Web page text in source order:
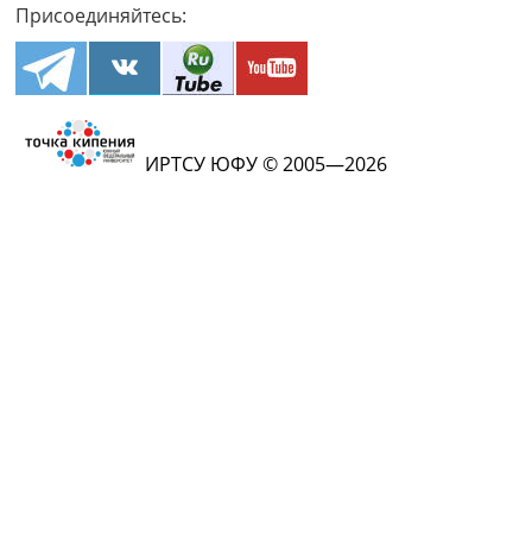
Присоединяйтесь:
ИРТСУ ЮФУ © 2005—2026